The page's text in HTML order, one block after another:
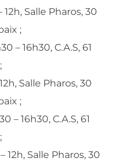
Salle Pharos, 30
;
– 16h30, C.A.S, 61
Salle Pharos, 30
;
– 16h30, C.A.S, 61
12h, Salle Pharos, 30